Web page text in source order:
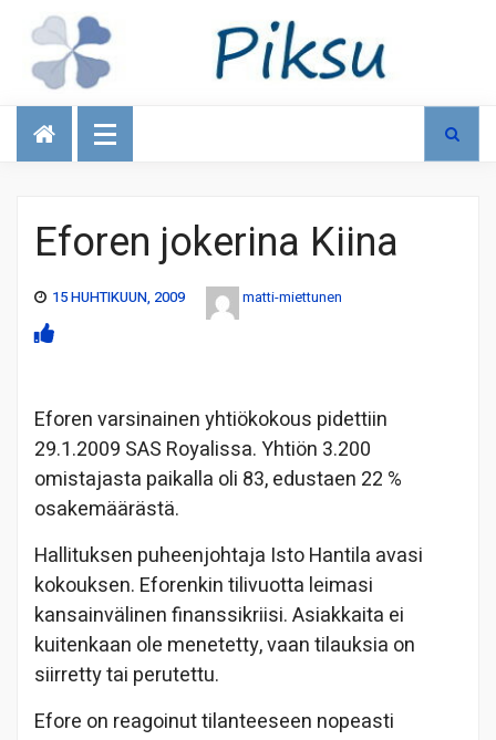
Talous
Eforen jokerina Kiina
15 HUHTIKUUN, 2009 matti-miettunen
Eforen varsinainen yhtiökokous pidettiin
29.1.2009 SAS Royalissa. Yhtiön 3.200
omistajasta paikalla oli 83, edustaen 22 %
osakemäärästä.
Hallituksen puheenjohtaja Isto Hantila avasi
kokouksen. Eforenkin tilivuotta leimasi
kansainvälinen finanssikriisi. Asiakkaita ei
kuitenkaan ole menetetty, vaan tilauksia on
siirretty tai perutettu.
Efore on reagoinut tilanteeseen nopeasti